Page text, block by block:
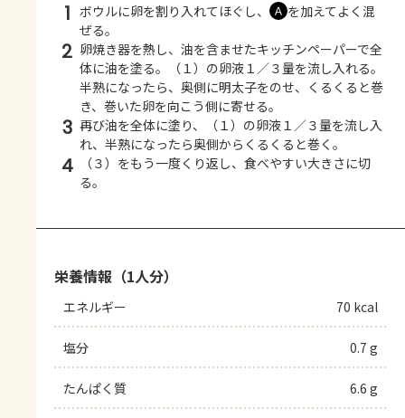
1 ボウルに卵を割り入れてほぐし、 Ａ を加えてよく混
ぜる。
2 卵焼き器を熱し、油を含ませたキッチンペーパーで全
体に油を塗る。（１）の卵液１／３量を流し入れる。
半熟になったら、奥側に明太子をのせ、くるくると巻
き、巻いた卵を向こう側に寄せる。
3 再び油を全体に塗り、（１）の卵液１／３量を流し入
れ、半熟になったら奥側からくるくると巻く。
4
（３）をもう一度くり返し、食べやすい大きさに切
る。
栄養情報（1人分）
エネルギー 70 kcal
塩分 0.7 g
たんぱく質 6.6 g